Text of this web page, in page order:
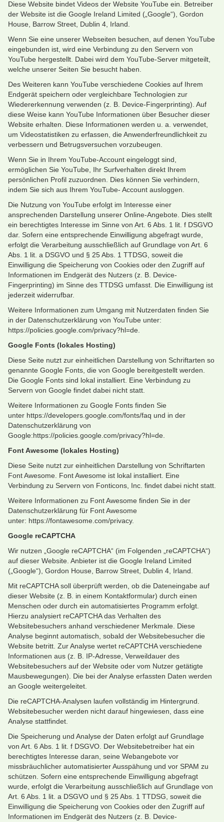
Diese Website bindet Videos der Website YouTube ein. Betreiber
der Website ist die Google Ireland Limited („Google“), Gordon
House, Barrow Street, Dublin 4, Irland.
Wenn Sie eine unserer Webseiten besuchen, auf denen YouTube
eingebunden ist, wird eine Verbindung zu den Servern von
YouTube hergestellt. Dabei wird dem YouTube-Server mitgeteilt,
welche unserer Seiten Sie besucht haben.
Des Weiteren kann YouTube verschiedene Cookies auf Ihrem
Endgerät speichern oder vergleichbare Technologien zur
Wiedererkennung verwenden (z. B. Device-Fingerprinting). Auf
diese Weise kann YouTube Informationen über Besucher dieser
Website erhalten. Diese Informationen werden u. a. verwendet,
um Videostatistiken zu erfassen, die Anwenderfreundlichkeit zu
verbessern und Betrugsversuchen vorzubeugen.
Wenn Sie in Ihrem YouTube-Account eingeloggt sind,
ermöglichen Sie YouTube, Ihr Surfverhalten direkt Ihrem
persönlichen Profil zuzuordnen. Dies können Sie verhindern,
indem Sie sich aus Ihrem YouTube- Account ausloggen.
Die Nutzung von YouTube erfolgt im Interesse einer
ansprechenden Darstellung unserer Online-Angebote. Dies stellt
ein berechtigtes Interesse im Sinne von Art. 6 Abs. 1 lit. f DSGVO
dar. Sofern eine entsprechende Einwilligung abgefragt wurde,
erfolgt die Verarbeitung ausschließlich auf Grundlage von Art. 6
Abs. 1 lit. a DSGVO und § 25 Abs. 1 TTDSG, soweit die
Einwilligung die Speicherung von Cookies oder den Zugriff auf
Informationen im Endgerät des Nutzers (z. B. Device-
Fingerprinting) im Sinne des TTDSG umfasst. Die Einwilligung ist
jederzeit widerrufbar.
Weitere Informationen zum Umgang mit Nutzerdaten finden Sie
in der Datenschutzerklärung von YouTube unter:
https://policies.google.com/privacy?hl=de.
Google Fonts (lokales Hosting)
Diese Seite nutzt zur einheitlichen Darstellung von Schriftarten so
genannte Google Fonts, die von Google bereitgestellt werden.
Die Google Fonts sind lokal installiert. Eine Verbindung zu
Servern von Google findet dabei nicht statt.
Weitere Informationen zu Google Fonts finden Sie
unter https://developers.google.com/fonts/faq und in der
Datenschutzerklärung von
Google:https://policies.google.com/privacy?hl=de.
Font Awesome (lokales Hosting)
Diese Seite nutzt zur einheitlichen Darstellung von Schriftarten
Font Awesome. Font Awesome ist lokal installiert. Eine
Verbindung zu Servern von Fonticons, Inc. findet dabei nicht statt.
Weitere Informationen zu Font Awesome finden Sie in der
Datenschutzerklärung für Font Awesome
unter: https://fontawesome.com/privacy.
Google reCAPTCHA
Wir nutzen „Google reCAPTCHA“ (im Folgenden „reCAPTCHA“)
auf dieser Website. Anbieter ist die Google Ireland Limited
(„Google“), Gordon House, Barrow Street, Dublin 4, Irland.
Mit reCAPTCHA soll überprüft werden, ob die Dateneingabe auf
dieser Website (z. B. in einem Kontaktformular) durch einen
Menschen oder durch ein automatisiertes Programm erfolgt.
Hierzu analysiert reCAPTCHA das Verhalten des
Websitebesuchers anhand verschiedener Merkmale. Diese
Analyse beginnt automatisch, sobald der Websitebesucher die
Website betritt. Zur Analyse wertet reCAPTCHA verschiedene
Informationen aus (z. B. IP-Adresse, Verweildauer des
Websitebesuchers auf der Website oder vom Nutzer getätigte
Mausbewegungen). Die bei der Analyse erfassten Daten werden
an Google weitergeleitet.
Die reCAPTCHA-Analysen laufen vollständig im Hintergrund.
Websitebesucher werden nicht darauf hingewiesen, dass eine
Analyse stattfindet.
Die Speicherung und Analyse der Daten erfolgt auf Grundlage
von Art. 6 Abs. 1 lit. f DSGVO. Der Websitebetreiber hat ein
berechtigtes Interesse daran, seine Webangebote vor
missbräuchlicher automatisierter Ausspähung und vor SPAM zu
schützen. Sofern eine entsprechende Einwilligung abgefragt
wurde, erfolgt die Verarbeitung ausschließlich auf Grundlage von
Art. 6 Abs. 1 lit. a DSGVO und § 25 Abs. 1 TTDSG, soweit die
Einwilligung die Speicherung von Cookies oder den Zugriff auf
Informationen im Endgerät des Nutzers (z. B. Device-